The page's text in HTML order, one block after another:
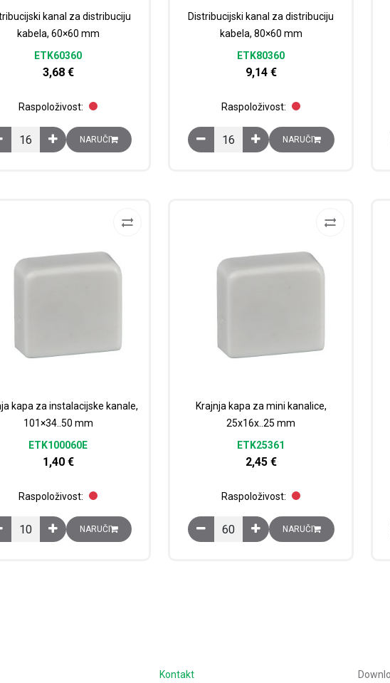
kanal za distribuciju
kabela, 60×60 mm
ETK60360
3,68 €
Raspoloživost:
Distribucijski kanal za distribuciju kabela, 60x60 mm količina
NARUČI
Distribucijski kanal za distribuciju
kabela, 80×60 mm
ETK80360
9,14 €
Raspoloživost:
Distribucijski kanal za distribuciju
NARUČI
kapa za instalacijske kanale,
101×34..50 mm
ETK100060E
1,40 €
Raspoloživost:
Krajnja kapa za instalacijske kanale, 101x34..50 mm količina
NARUČI
Krajnja kapa za mini kanalice,
25x16x..25 mm
ETK25361
2,45 €
Raspoloživost:
Krajnja kapa za mini kanalice,
NARUČI
Kontakt